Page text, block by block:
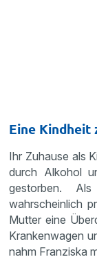
Eine Kindheit
Ihr Zuhause als
durch Alkohol
gestorben.
wahrscheinlich
Mutter eine
Krankenwagen
nahm Franziska